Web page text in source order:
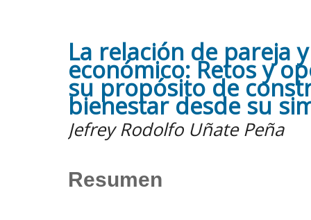
La relación de pareja
económico: Retos y
su propósito de
bienestar desde su
Jefrey Rodolfo Uñate Peña
Resumen